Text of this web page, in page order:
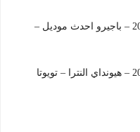
تويوتا فورتشنر للايجار – لاند كروزر 2021 – باجيرو احدث موديل –
رنج روفر الحديثة – هيونداي توسان 2022 – هيونداي النترا – تويوتا